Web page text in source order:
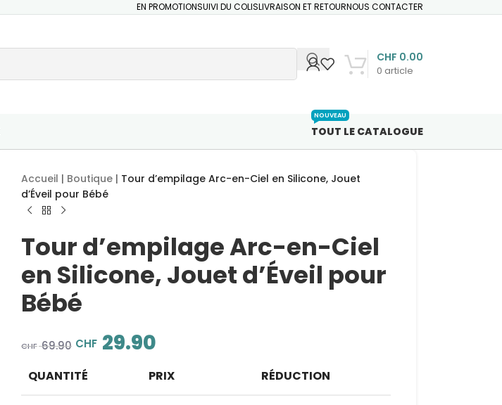
EN PROMOTIONSUIVI DU COLISLIVRAISON ET RETOURNOUS CONTACTER
0 article
CHF 0.00
TOUT LE CATALOGUE
NOUVEAU
Accueil | Boutique| Tour d’empilage Arc-en-Ciel en Silicone, Jouet
d’Éveil pour Bébé
Tour d’empilage Arc-en-Ciel
en Silicone, Jouet d’Éveil pour
Bébé
CHF69.90 CHF 29.90
QUANTITÉ PRIX RÉDUCTION